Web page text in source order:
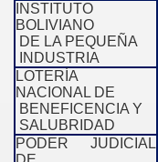
INSTITUTO
BOLIVIANO
DE LA PEQUEÑA
INDUSTRIA
LOTERÍA
NACIONAL DE
BENEFICENCIA Y
SALUBRIDAD
PODER JUDICIAL